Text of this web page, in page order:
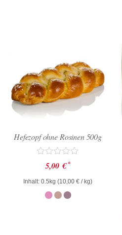
Hefezopf ohne Rosinen 500g
Bewertet
mit
0
von
5,00 € *
Inhalt: 0.5kg (10,00 € / kg)